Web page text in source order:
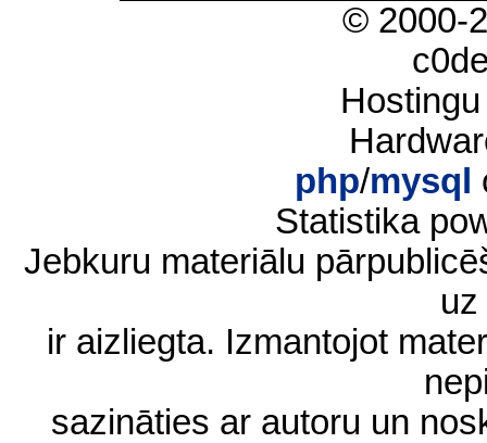
© 2000-
php/mysql
Statistika
Jebkuru materiālu
ir aizliegta. Izmantojot
sazināties ar autoru un